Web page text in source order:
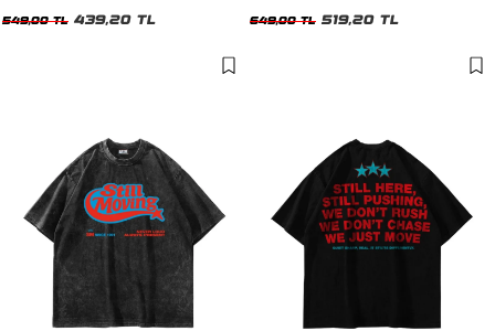
549,00 TL 439,20 TL 649,00 TL 519,20 TL